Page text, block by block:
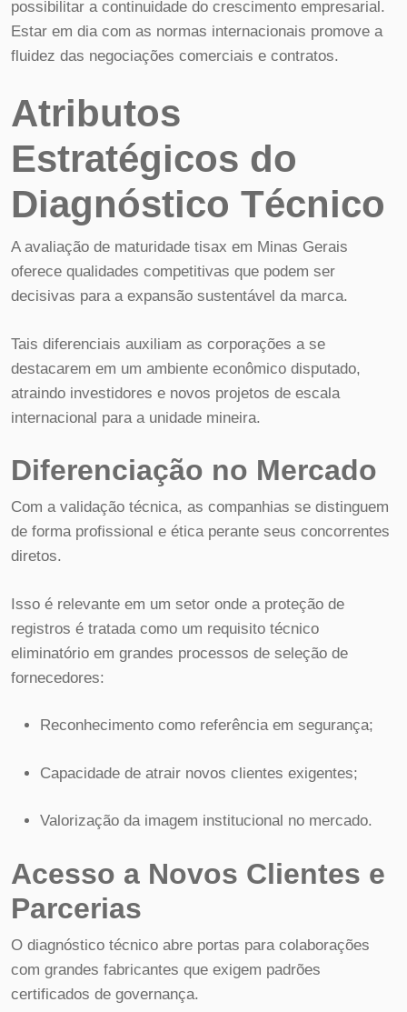
possibilitar a continuidade do crescimento empresarial.
Estar em dia com as normas internacionais promove a
fluidez das negociações comerciais e contratos.
Atributos
Estratégicos do
Diagnóstico Técnico
A avaliação de maturidade tisax em Minas Gerais
oferece qualidades competitivas que podem ser
decisivas para a expansão sustentável da marca.
Tais diferenciais auxiliam as corporações a se
destacarem em um ambiente econômico disputado,
atraindo investidores e novos projetos de escala
internacional para a unidade mineira.
Diferenciação no Mercado
Com a validação técnica, as companhias se distinguem
de forma profissional e ética perante seus concorrentes
diretos.
Isso é relevante em um setor onde a proteção de
registros é tratada como um requisito técnico
eliminatório em grandes processos de seleção de
fornecedores:
Reconhecimento como referência em segurança;
Capacidade de atrair novos clientes exigentes;
Valorização da imagem institucional no mercado.
Acesso a Novos Clientes e
Parcerias
O diagnóstico técnico abre portas para colaborações
com grandes fabricantes que exigem padrões
certificados de governança.